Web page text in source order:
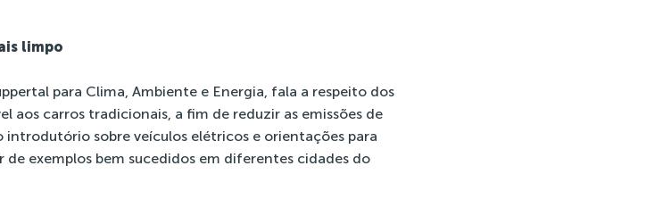
limpo
para Clima, Ambiente e Energia, fala a respeito dos
aos carros tradicionais, a fim de reduzir as emissões de
sobre veículos elétricos e orientações para
exemplos bem sucedidos em diferentes cidades do